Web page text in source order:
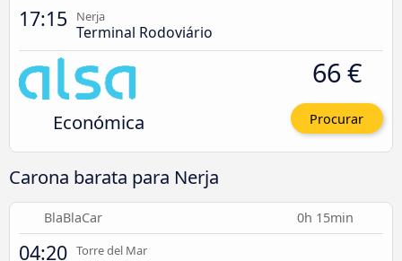
17:15 Nerja
Terminal Rodoviário
Económica
66 €
Procurar
Carona barata para Nerja
BlaBlaCar 0h 15min
04:20 Torre del Mar